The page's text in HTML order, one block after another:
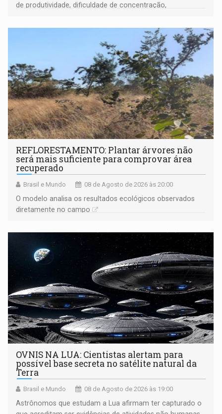
de produtividade, dificuldade de concentração,
REFLORESTAMENTO: Plantar árvores não
será mais suficiente para comprovar área
recuperado
Brasil e Mundo 08 de Agosto de 2026 às 20:00
O modelo analisa os resultados ecológicos observados
diretamente no campo
OVNIS NA LUA: Cientistas alertam para
possível base secreta no satélite natural da
Terra
Brasil e Mundo 08 de Agosto de 2026 às 19:00
Astrônomos que estudam a Lua afirmam ter capturado o